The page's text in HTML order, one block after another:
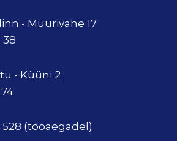
- Müürivahe 17
38
- Küüni 2
528 (tööaegadel)